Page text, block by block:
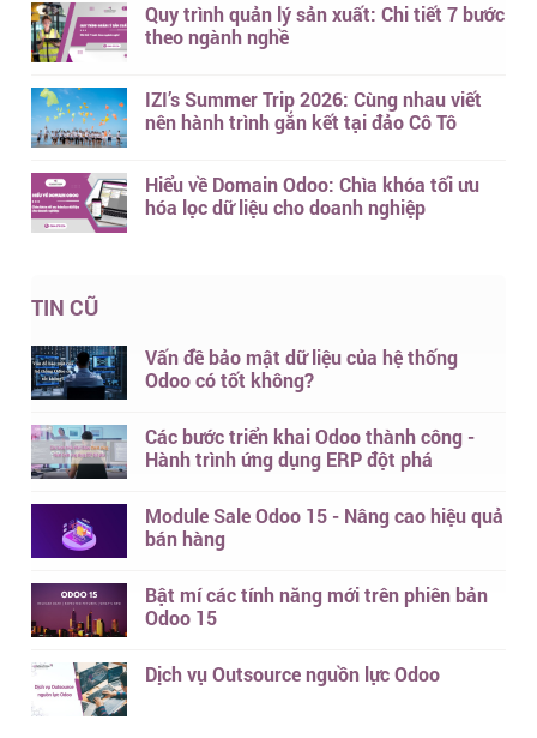
Quy trình quản lý sản xuất: Chi tiết 7 bước
theo ngành nghề
IZI’s Summer Trip 2026: Cùng nhau viết
nên hành trình gắn kết tại đảo Cô Tô
Hiểu về Domain Odoo: Chìa khóa tối ưu
hóa lọc dữ liệu cho doanh nghiệp
TIN CŨ
Vấn đề bảo mật dữ liệu của hệ thống
Odoo có tốt không?
Các bước triển khai Odoo thành công -
Hành trình ứng dụng ERP đột phá
Module Sale Odoo 15 - Nâng cao hiệu quả
bán hàng
Bật mí các tính năng mới trên phiên bản
Odoo 15
Dịch vụ Outsource nguồn lực Odoo